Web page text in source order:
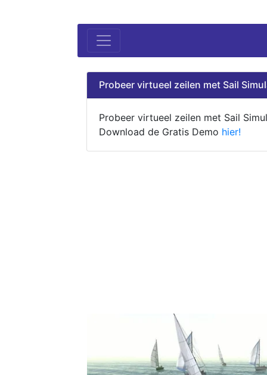
Probeer virtueel zeilen met Sail
Probeer virtueel zeilen met Sail
Download de Gratis Demo hier!